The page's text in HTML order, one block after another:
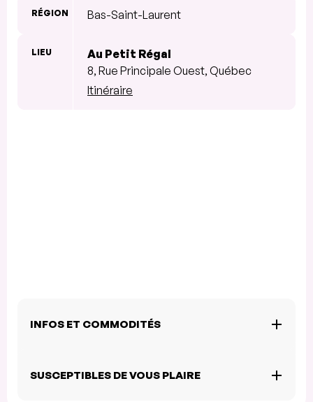
RÉGION Bas-Saint-Laurent
LIEU
Au Petit Régal
8, Rue Principale Ouest, Québec
Itinéraire
INFOS ET COMMODITÉS
SUSCEPTIBLES DE VOUS PLAIRE